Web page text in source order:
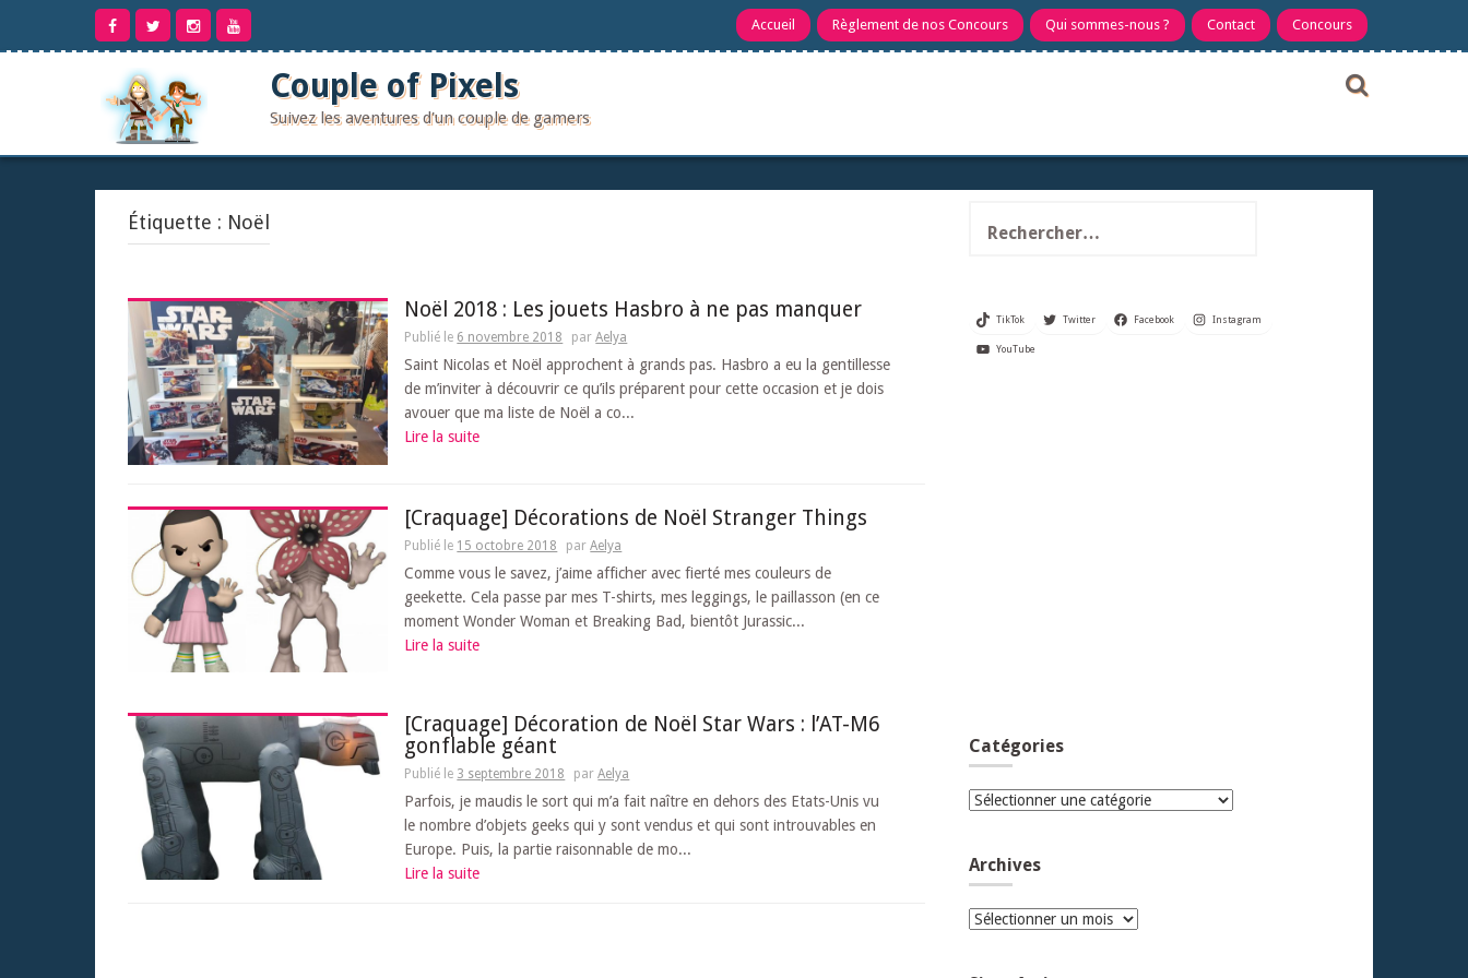
contenu
Accueil Règlement de nos Concours Qui sommes-nous ? Contact Concours
Couple of Pixels
Suivez les aventures d'un couple de gamers
Étiquette : Noël
Noël 2018 : Les jouets Hasbro à ne pas manquer
Publié le 6 novembre 2018 parAelya
Saint Nicolas et Noël approchent à grands pas. Hasbro a eu la gentillesse
de m’inviter à découvrir ce qu’ils préparent pour cette occasion et je dois
avouer que ma liste de Noël a co...
Lire la suite
[Craquage] Décorations de Noël Stranger Things
Publié le 15 octobre 2018 parAelya
Comme vous le savez, j’aime afficher avec fierté mes couleurs de
geekette. Cela passe par mes T-shirts, mes leggings, le paillasson (en ce
moment Wonder Woman et Breaking Bad, bientôt Jurassic...
Lire la suite
[Craquage] Décoration de Noël Star Wars : l’AT-M6
gonflable géant
Publié le 3 septembre 2018 parAelya
Parfois, je maudis le sort qui m’a fait naître en dehors des Etats-Unis vu
le nombre d’objets geeks qui y sont vendus et qui sont introuvables en
Europe. Puis, la partie raisonnable de mo...
Lire la suite
TikTok Twitter Facebook Instagram
YouTube
Catégories
Catégories
Archives
Archives